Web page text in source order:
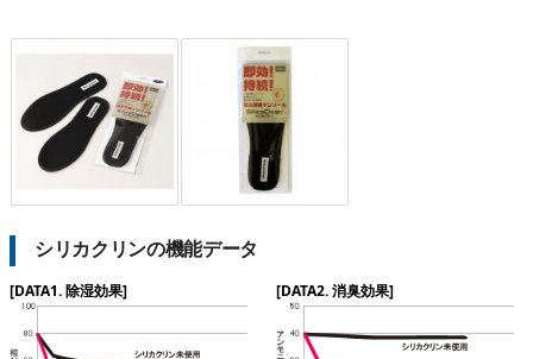
シリカクリンの機能データ
[DATA1. 除湿効果] [DATA2. 消臭効果]